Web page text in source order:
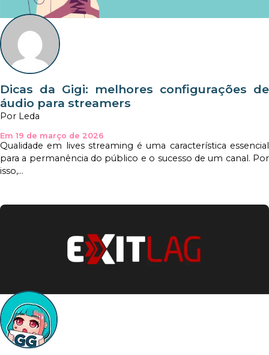
Dicas da Gigi: melhores configurações de
áudio para streamers
Por Leda
Em 19 de março de 2026
Qualidade em lives streaming é uma característica essencial
para a permanência do público e o sucesso de um canal. Por
isso,...